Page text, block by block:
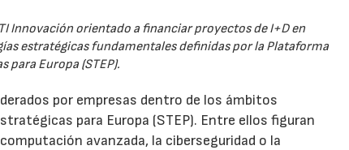
Innovación orientado a financiar proyectos de I+D en
estratégicas fundamentales definidas por la Plataforma
para Europa (STEP).
por empresas dentro de los ámbitos
para Europa (STEP). Entre ellos figuran
avanzada, la ciberseguridad o la